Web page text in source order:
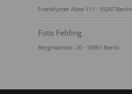
Frankfurter Allee 111 · 10247 Berlin
Foto Fehling
Bergmannstr. 20 · 10961 Berlin